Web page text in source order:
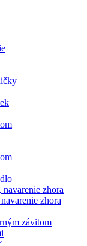
zhora
zhora
závitom